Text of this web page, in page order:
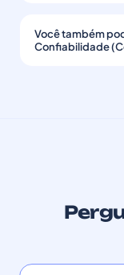
Você também
Confiabilidade